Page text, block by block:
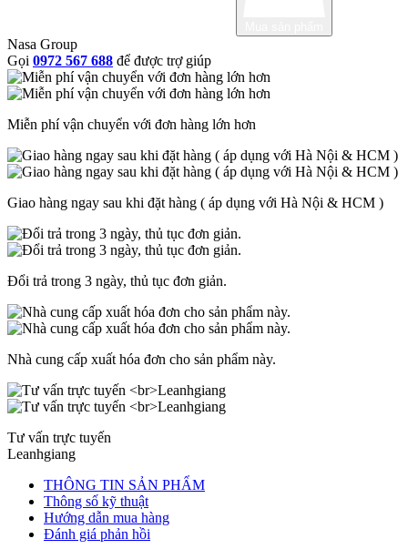
Nasa Group
Gọi 0972 567 688 để được trợ giúp
Miễn phí vận chuyển với đơn hàng lớn hơn
Giao hàng ngay sau khi đặt hàng ( áp dụng với Hà Nội & HCM )
Đổi trả trong 3 ngày, thủ tục đơn giản.
Nhà cung cấp xuất hóa đơn cho sản phẩm này.
Tư vấn trực tuyến
Leanhgiang
THÔNG TIN SẢN PHẨM
Thông số kỹ thuật
Hướng dẫn mua hàng
Đánh giá phản hồi